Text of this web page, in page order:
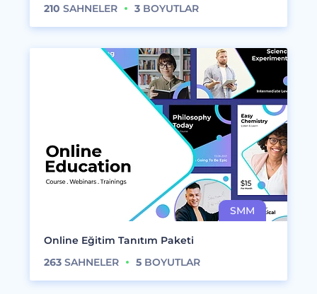
210 SAHNELER 3 BOYUTLAR
Online Eğitim Tanıtım Paketi
263 SAHNELER 5 BOYUTLAR